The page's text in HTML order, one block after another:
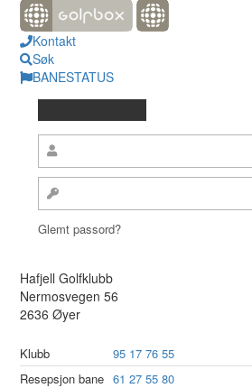
Kontakt
Søk
BANESTATUS
Glemt passord?
Hafjell Golfklubb
Nermosvegen 56
2636 Øyer
Klubb
95 17 76 55
Resepsjon bane 61 27 55 80